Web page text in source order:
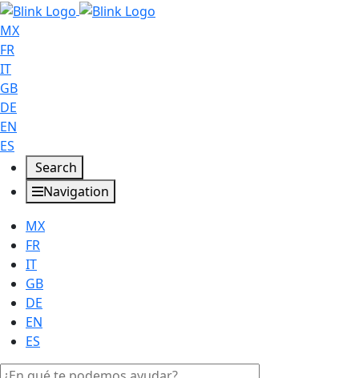
MX
FR
IT
GB
DE
EN
ES
Search
Navigation
MX
FR
IT
GB
DE
EN
ES